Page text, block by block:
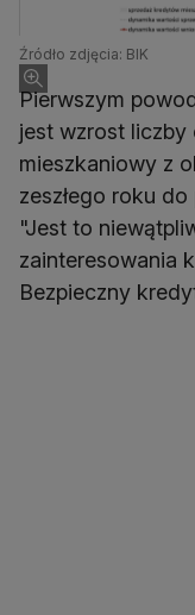
Źródło zdjęcia: BIK
Pierwszym
jest wzrost
mieszkaniowy z
zeszłego roku
"Jest to
zainteresowania